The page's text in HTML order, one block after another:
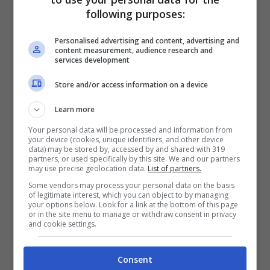
Kjaer possa salutare i rossoneri a gennaio
per tornare a giocare con continuità
altrove. Problema che Maldini e Massara
sarebbero pronti subito a risolvere visto
che già da tempo in via Aldo Rossi c’è un
difensore che ha stregato la dirigenza e
tutti gli addetti ai lavori.
Stando a quanto riportato da Santi Aouna
difootmercato
Milan è infatti sempre più disposto a
following purposes:
Personalised advertising and content, advertising and
content measurement, audience research and
services development
Store and/or access information on a device
Learn more
Your personal data will be processed and information from
your device (cookies, unique identifiers, and other device
data) may be stored by, accessed by and shared with 319
partners, or used specifically by this site. We and our partners
may use precise geolocation data. List of partners.
Some vendors may process your personal data on the basis
of legitimate interest, which you can object to by managing
your options below. Look for a link at the bottom of this page
or in the site menu to manage or withdraw consent in privacy
and cookie settings.
Consent